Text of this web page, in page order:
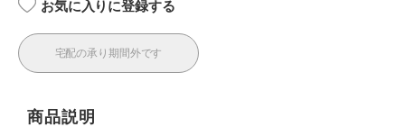
お気に入りに登録する
宅配の承り期間外です
商品説明